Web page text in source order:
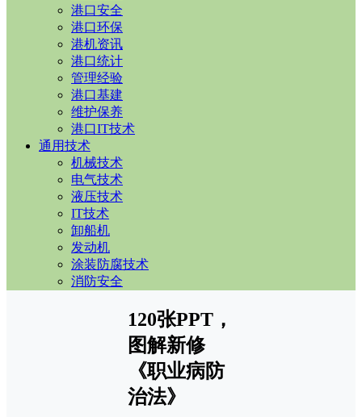
港口安全
港口环保
港机资讯
港口统计
管理经验
港口基建
维护保养
港口IT技术
通用技术
机械技术
电气技术
液压技术
IT技术
卸船机
发动机
涂装防腐技术
消防安全
120张PPT，
图解新修
《职业病防
治法》